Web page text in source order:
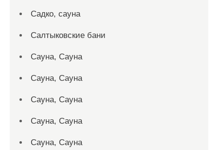
Садко, сауна
Салтыковские бани
Сауна, Сауна
Сауна, Сауна
Сауна, Сауна
Сауна, Сауна
Сауна, Сауна